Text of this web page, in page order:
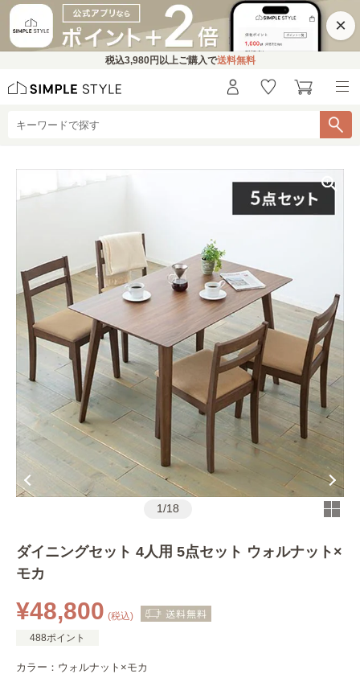
×
税込3,980円 以上ご購入で送料無料
1/18
ダイニングセット 4人用 5点セット ウォルナット×
モカ
¥48,800 (税込)
488ポイント
カラー： ウォルナット×モカ